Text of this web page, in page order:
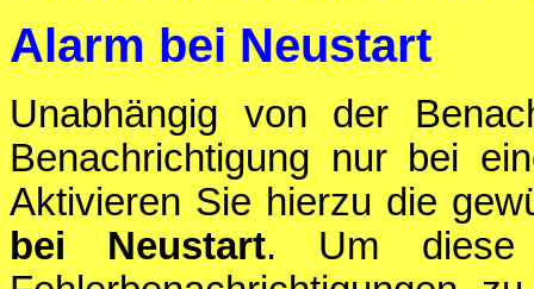
Alarm bei Neustart
Unabhängig von der
Benachrichtigung nur bei
Aktivieren Sie hierzu die
bei Neustart. Um diese